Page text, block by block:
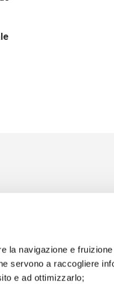
la navigazione e
servono a raccogliere
e ad ottimizzarlo;